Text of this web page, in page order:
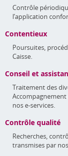
Contrôle
l’application
Contentieux
Poursuites,
Caisse.
Conseil et
Traitement des
nos e-services.
Contrôle qualité
Recherches,
transmises par